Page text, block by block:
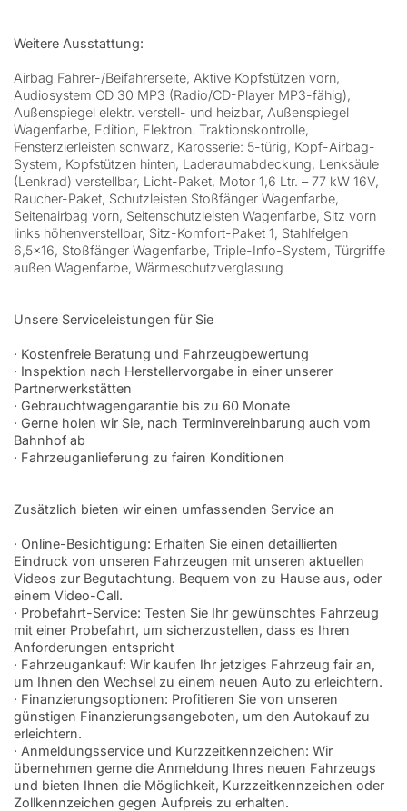
Weitere Ausstattung:
Airbag Fahrer-/Beifahrerseite, Aktive Kopfstützen vorn,
Audiosystem CD 30 MP3 (Radio/CD-Player MP3-fähig),
Außenspiegel elektr. verstell- und heizbar, Außenspiegel
Wagenfarbe, Edition, Elektron. Traktionskontrolle,
Fensterzierleisten schwarz, Karosserie: 5-türig, Kopf-Airbag-
System, Kopfstützen hinten, Laderaumabdeckung, Lenksäule
(Lenkrad) verstellbar, Licht-Paket, Motor 1,6 Ltr. – 77 kW 16V,
Raucher-Paket, Schutzleisten Stoßfänger Wagenfarbe,
Seitenairbag vorn, Seitenschutzleisten Wagenfarbe, Sitz vorn
links höhenverstellbar, Sitz-Komfort-Paket 1, Stahlfelgen
6,5×16, Stoßfänger Wagenfarbe, Triple-Info-System, Türgriffe
außen Wagenfarbe, Wärmeschutzverglasung
Unsere Serviceleistungen für Sie
· Kostenfreie Beratung und Fahrzeugbewertung
· Inspektion nach Herstellervorgabe in einer unserer
Partnerwerkstätten
· Gebrauchtwagengarantie bis zu 60 Monate
· Gerne holen wir Sie, nach Terminvereinbarung auch vom
Bahnhof ab
· Fahrzeuganlieferung zu fairen Konditionen
Zusätzlich bieten wir einen umfassenden Service an
· Online-Besichtigung: Erhalten Sie einen detaillierten
Eindruck von unseren Fahrzeugen mit unseren aktuellen
Videos zur Begutachtung. Bequem von zu Hause aus, oder
einem Video-Call.
· Probefahrt-Service: Testen Sie Ihr gewünschtes Fahrzeug
mit einer Probefahrt, um sicherzustellen, dass es Ihren
Anforderungen entspricht
· Fahrzeugankauf: Wir kaufen Ihr jetziges Fahrzeug fair an,
um Ihnen den Wechsel zu einem neuen Auto zu erleichtern.
· Finanzierungsoptionen: Profitieren Sie von unseren
günstigen Finanzierungsangeboten, um den Autokauf zu
erleichtern.
· Anmeldungsservice und Kurzzeitkennzeichen: Wir
übernehmen gerne die Anmeldung Ihres neuen Fahrzeugs
und bieten Ihnen die Möglichkeit, Kurzzeitkennzeichen oder
Zollkennzeichen gegen Aufpreis zu erhalten.